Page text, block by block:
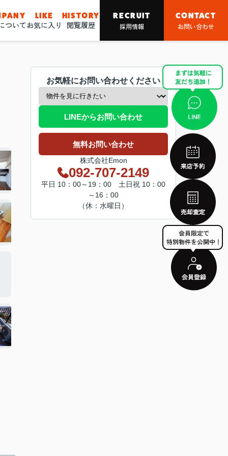
ついて
LIKE
お気に入り
HISTORY
閲覧履歴
RECRUIT
採用情報
CONTACT
お問い合わせ
お気軽にお問い合わせください
LINEからお問い合わせ
無料お問い合わせ
株式会社Emon
092-707-2149
平日 10：00～19：00 土日祝 10：00
～16：00
（休：水曜日）